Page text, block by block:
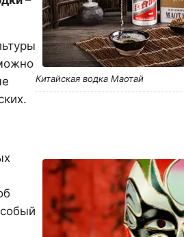
Китайская водка Маотай